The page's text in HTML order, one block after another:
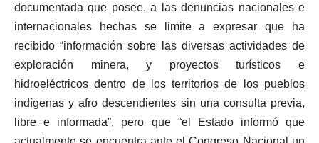
documentada que posee, a las denuncias nacionales e
internacionales hechas se limite a expresar que ha
recibido “información sobre las diversas actividades de
exploración minera, y proyectos turísticos e
hidroeléctricos dentro de los territorios de los pueblos
indígenas y afro descendientes sin una consulta previa,
libre e informada”, pero que “el Estado informó que